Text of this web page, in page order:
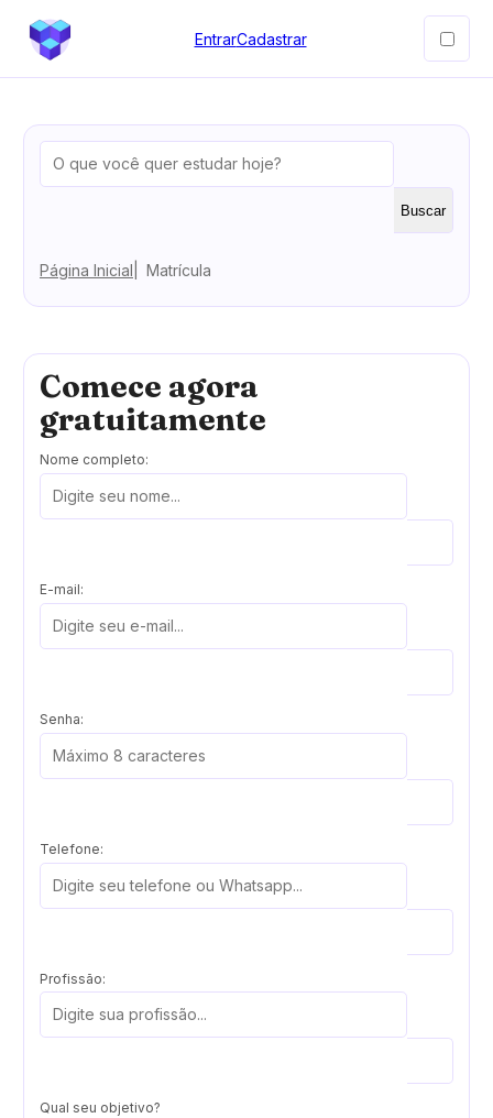
EntrarCadastrar
Buscar
Página Inicial Matrícula
Comece agora
gratuitamente
Nome completo:
E-mail:
Senha:
Telefone:
Profissão:
Qual seu objetivo?